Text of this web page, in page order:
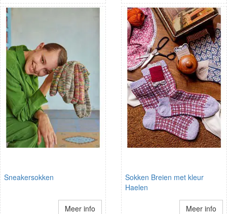
Sneakersokken
Meer info
Sokken Breien met kleur
Haelen
Meer info